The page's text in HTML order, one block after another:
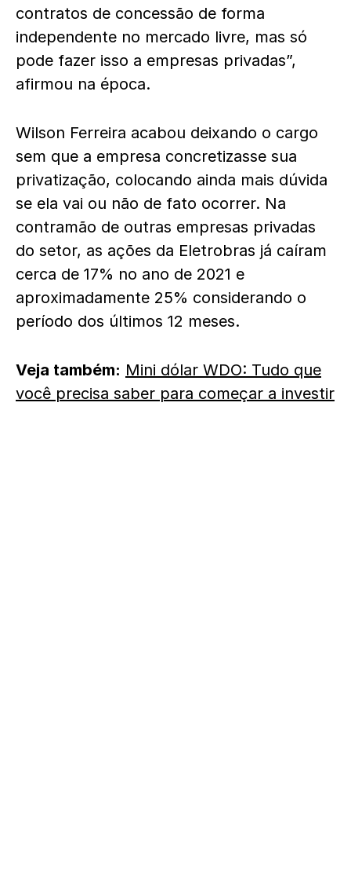
contratos de concessão de forma
independente no mercado livre, mas só
pode fazer isso a empresas privadas”,
afirmou na época.
Wilson Ferreira acabou deixando o cargo
sem que a empresa concretizasse sua
privatização, colocando ainda mais dúvida
se ela vai ou não de fato ocorrer. Na
contramão de outras empresas privadas
do setor, as ações da Eletrobras já caíram
cerca de 17% no ano de 2021 e
aproximadamente 25% considerando o
período dos últimos 12 meses.
Veja também: Mini dólar WDO: Tudo que
você precisa saber para começar a investir